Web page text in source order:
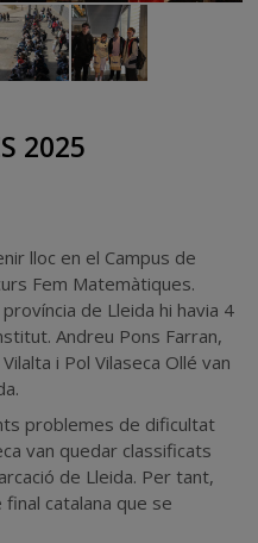
2025
lloc en el Campus de
Fem Matemàtiques.
de Lleida hi havia 4
Andreu Pons Farran,
i Pol Vilaseca Ollé van
problemes de dificultat
van quedar classificats
de Lleida. Per tant,
catalana que se